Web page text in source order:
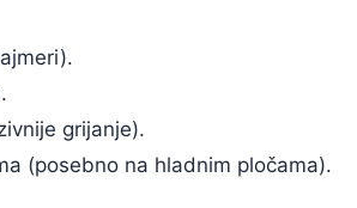
grijanje).
(posebno na hladnim pločama).